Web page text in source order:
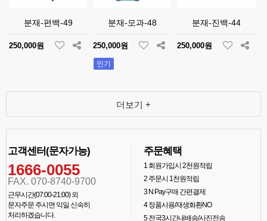
분재-편백-49
250,000원
분재-모과-48
250,000원
인기
분재-진백-44
250,000원
더보기 +
고객센터(문자가능)
1666-0055
FAX. 070-8740-9700
근무시간(07:00-21:00) 외
문자주문 주시면 익일 신속히
처리하겠습니다.
주문혜택
1회원가입시 2천원적립
2주문시 1천원적립
3N Pay구매 간편결제
4정품사용/재생화환NO
5전국3시간내배송/사진전송